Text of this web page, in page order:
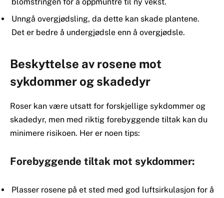
Unngå overgjødsling, da dette kan skade plantene.
Det er bedre å undergjødsle enn å overgjødsle.
Beskyttelse av rosene mot
sykdommer og skadedyr
Roser kan være utsatt for forskjellige sykdommer og
skadedyr, men med riktig forebyggende tiltak kan du
minimere risikoen. Her er noen tips:
Forebyggende tiltak mot sykdommer:
Plasser rosene på et sted med god luftsirkulasjon for å